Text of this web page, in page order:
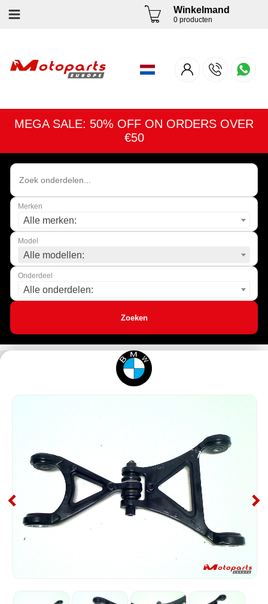
Winkelmand
0 producten
MEGA SALE: 50% OFF ON ORDERS OVER
€50
Merken
Alle merken:
Model
Alle modellen:
Onderdeel
Alle onderdelen:
Zoeken